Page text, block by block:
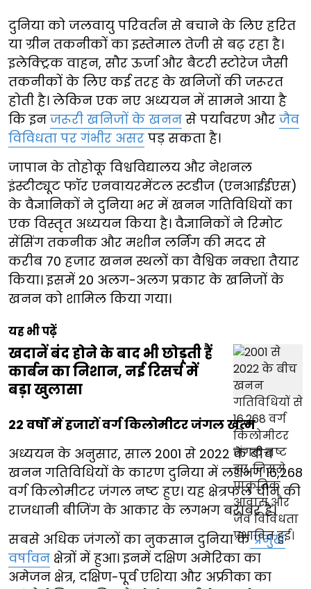
दुनिया को जलवायु परिवर्तन से बचाने के लिए हरित
या ग्रीन तकनीकों का इस्तेमाल तेजी से बढ़ रहा है।
इलेक्ट्रिक वाहन, सौर ऊर्जा और बैटरी स्टोरेज जैसी
तकनीकों के लिए कई तरह के खनिजों की जरूरत
होती है। लेकिन एक नए अध्ययन में सामने आया है
कि इन जरूरी खनिजों के खनन से पर्यावरण और जैव
विविधता पर गंभीर असर पड़ सकता है।
जापान के तोहोकू विश्वविद्यालय और नेशनल
इंस्टीट्यूट फॉर एनवायरमेंटल स्टडीज (एनआईईएस)
के वैज्ञानिकों ने दुनिया भर में खनन गतिविधियों का
एक विस्तृत अध्ययन किया है। वैज्ञानिकों ने रिमोट
सेंसिंग तकनीक और मशीन लर्निंग की मदद से
करीब 70 हजार खनन स्थलों का वैश्विक नक्शा तैयार
किया। इसमें 20 अलग-अलग प्रकार के खनिजों के
खनन को शामिल किया गया।
यह भी पढ़ें
खदानें बंद होने के बाद भी छोड़ती हैं
कार्बन का निशान, नई रिसर्च में
बड़ा खुलासा
22 वर्षों में हजारों वर्ग किलोमीटर जंगल खत्म
अध्ययन के अनुसार, साल 2001 से 2022 के बीच
खनन गतिविधियों के कारण दुनिया में लगभग 16,268
वर्ग किलोमीटर जंगल नष्ट हुए। यह क्षेत्रफल चीन की
राजधानी बीजिंग के आकार के लगभग बराबर है।
सबसे अधिक जंगलों का नुकसान दुनिया केप्रमुख
वर्षावन क्षेत्रों में हुआ। इनमें दक्षिण अमेरिका का
अमेजन क्षेत्र, दक्षिण-पूर्व एशिया और अफ्रीका का